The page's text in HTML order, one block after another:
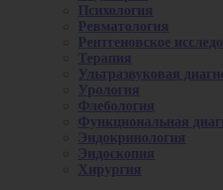
Психология
Ревматология
Рентгеновское
Терапия
Ультразвуковая
Урология
Флебология
Функциональная
Эндокринология
Эндоскопия
Хирургия